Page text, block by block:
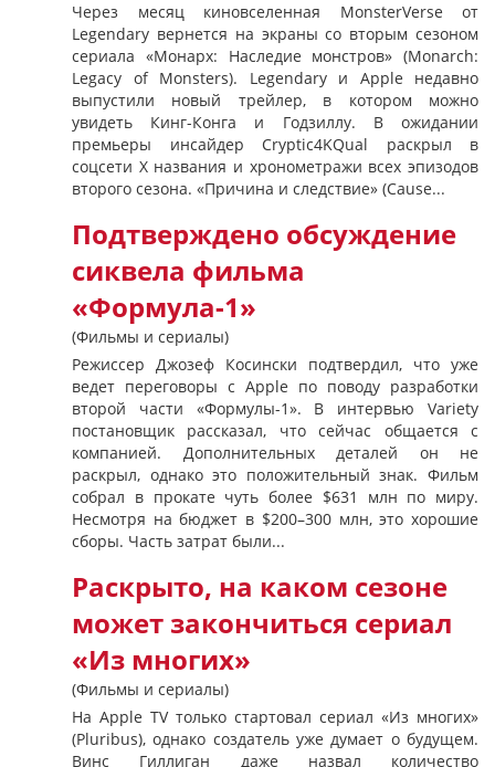
Через месяц киновселенная MonsterVerse от
Legendary вернется на экраны со вторым сезоном
сериала «Монарх: Наследие монстров» (Monarch:
Legacy of Monsters). Legendary и Apple недавно
выпустили новый трейлер, в котором можно
увидеть Кинг-Конга и Годзиллу. В ожидании
премьеры инсайдер Cryptic4KQual раскрыл в
соцсети X названия и хронометражи всех эпизодов
второго сезона. «Причина и следствие» (Cause...
Подтверждено обсуждение
сиквела фильма
«Формула-1»
(Фильмы и сериалы)
Режиссер Джозеф Косински подтвердил, что уже
ведет переговоры с Apple по поводу разработки
второй части «Формулы-1». В интервью Variety
постановщик рассказал, что сейчас общается с
компанией. Дополнительных деталей он не
раскрыл, однако это положительный знак. Фильм
собрал в прокате чуть более $631 млн по миру.
Несмотря на бюджет в $200–300 млн, это хорошие
сборы. Часть затрат были...
Раскрыто, на каком сезоне
может закончиться сериал
«Из многих»
(Фильмы и сериалы)
На Apple TV только стартовал сериал «Из многих»
(Pluribus), однако создатель уже думает о будущем.
Винс Гиллиган даже назвал количество